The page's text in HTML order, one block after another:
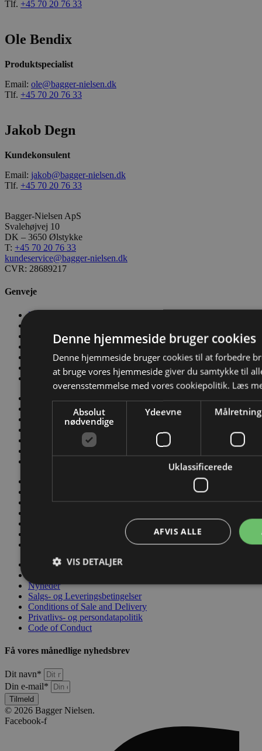
Tlf. +45 70 20 76 33
Ole Bendix
Produktspecialist
Email: ole@bagger-nielsen.dk
Tlf. +45 70 20 76 33
Jakob Degn
Kundekonsulent
Email: jakob@bagger-nielsen.dk
Tlf. +45 70 20 76 33
Bagger-Nielsen ApS
Svalehøjvej 10
DK – 3650 Ølstykke
T: +45 70 20 76 33
kundeservice@bagger-nielsen.dk
CVR: 28689217
Genveje
Kontakt os
Nyheder
Salgs- og Leveringsbetingelser
Conditions of Sale and Delivery
Privatlivs- og persondatapolitik
Code of Conduct
Værktøjskassen
Salgs- og Leveringsbetingelser
Conditions of Sale and Delivery
Nyheder
Conditions of Sale and Delivery
Privatlivs- og persondatapolitik
Kontakt os
Nyheder
Salgs- og Leveringsbetingelser
Conditions of Sale and Delivery
Privatlivs- og persondatapolitik
Code of Conduct
Få vores månedlige nyhedsbrev
Dit navn*
Din e-mail*
Tilmeld
© 2026 Bagger Nielsen.
Facebook-f
Denne hjemmeside bruger cookies
Denne hjemmeside bruger cookies til at forbedre
at bruge vores hjemmeside giver du samtykke til
overensstemmelse med vores cookiepolitik. Læs
Absolut
nødvendige
Ydeevne Målretning
Uklassificerede
AFVIS ALLE
VIS DETALJER